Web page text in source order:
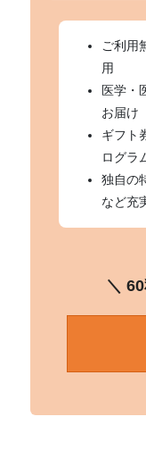
ご利用
用
医学・
お届け
ギフト
ログラ
独自の
など充
＼